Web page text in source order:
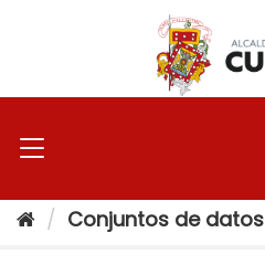
Conjuntos de datos